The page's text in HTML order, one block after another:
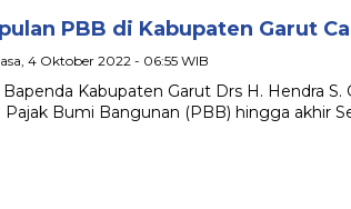
PBB di Kabupaten Garut
4 Oktober 2022 - 06:55 WIB
Bapenda Kabupaten Garut Drs H. Hendra
Bumi Bangunan (PBB) hingga akhir